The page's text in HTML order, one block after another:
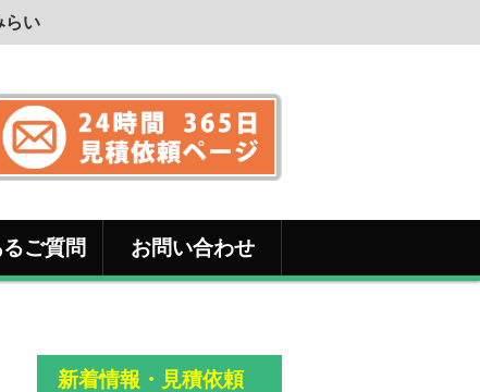
らい
ご質問 お問い合わせ
新着情報・見積依頼